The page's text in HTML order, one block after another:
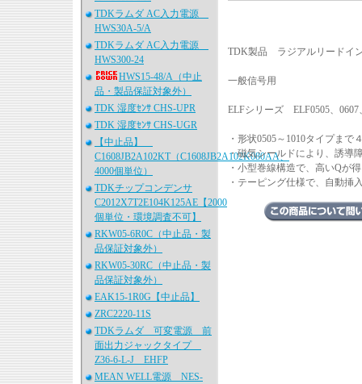
TDKラムダ AC入力電源
HWS30A-5/A
TDKラムダ AC入力電源
HWS300-24
HWS15-48/A（中止
品・製品保証対象外）
TDK 湿度ｾﾝｻ CHS-UPR
TDK 湿度ｾﾝｻ CHS-UGR
【中止品】
C1608JB2A102KT（C1608JB2A102K080AA、
4000個単位）
TDKチップコンデンサ
C2012X7T2E104K125AE【2000
個単位・環境調査不可】
RKW05-6R0C（中止品・製
品保証対象外）
RKW05-30RC（中止品・製
品保証対象外）
EAK15-1R0G【中止品】
ZRC2220-11S
TDKラムダ 可変電源 前
面出力ジャックタイプ
Z36-6-L-J EHFP
MEAN WELL電源 NES-
TDK製品 ラジアルリードイ
一般信号用
ELFシリーズ ELF0505、0607
・形状0505～1010タイプま
・磁気シールドにより、誘導
・小型巻線構造で、高いQが
・テーピング仕様で、自動挿